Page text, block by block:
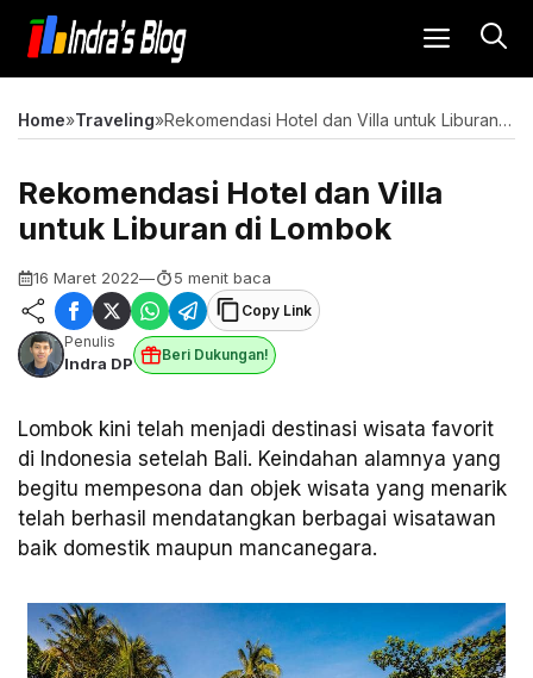
Langsung
isi
MENU
Home»Traveling» Rekomendasi Hotel dan Villa untuk Liburan di Lombok
Rekomendasi Hotel dan Villa
untuk Liburan di Lombok
16 Maret 2022— 5 menit baca
Copy Link
Penulis
Indra DP Beri Dukungan!
Lombok kini telah menjadi destinasi wisata favorit
di Indonesia setelah Bali. Keindahan alamnya yang
begitu mempesona dan objek wisata yang menarik
telah berhasil mendatangkan berbagai wisatawan
baik domestik maupun mancanegara.